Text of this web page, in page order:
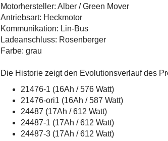
Motorhersteller: Alber / Green Mover
Antriebsart: Heckmotor
Kommunikation: Lin-Bus
Ladeanschluss: Rosenberger
Farbe: grau
Die Historie zeigt den Evolutionsverlauf des
21476-1 (16Ah / 576 Watt)
21476-ori1 (16Ah / 587 Watt)
24487 (17Ah / 612 Watt)
24487-1 (17Ah / 612 Watt)
24487-3 (17Ah / 612 Watt)